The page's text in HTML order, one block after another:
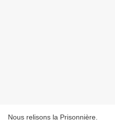
Nous relisons la Prisonnière.